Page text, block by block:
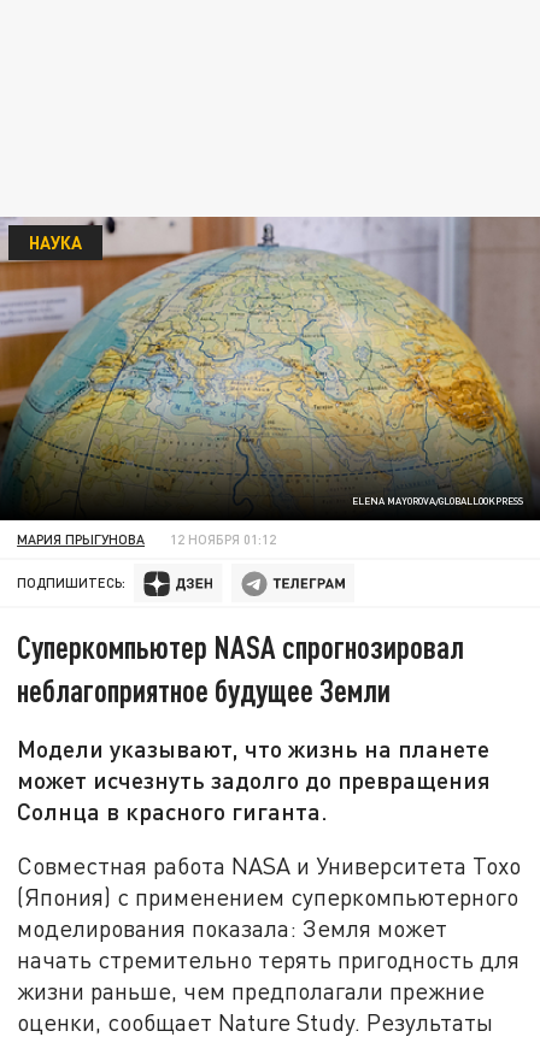
ELENA MAYOROVA/GLOBALLOOKPRESS
НАУКА
МАРИЯ ПРЫГУНОВА 12 НОЯБРЯ 01:12
ПОДПИШИТЕСЬ:
Суперкомпьютер NASA спрогнозировал
неблагоприятное будущее Земли
Модели указывают, что жизнь на планете
может исчезнуть задолго до превращения
Солнца в красного гиганта.
Совместная работа NASA и Университета Тохо
(Япония) с применением суперкомпьютерного
моделирования показала: Земля может
начать стремительно терять пригодность для
жизни раньше, чем предполагали прежние
оценки, сообщает Nature Study. Результаты